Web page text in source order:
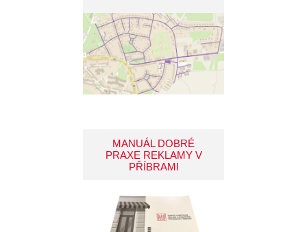
MANUÁL DOBRÉ
PRAXE REKLAMY V
PŘÍBRAMI